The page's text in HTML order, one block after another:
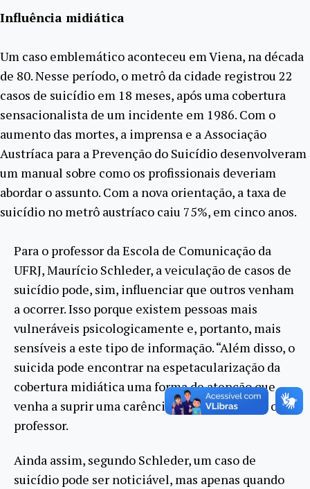
Influência midiática
Um caso emblemático aconteceu em Viena, na década
de 80. Nesse período, o metrô da cidade registrou 22
casos de suicídio em 18 meses, após uma cobertura
sensacionalista de um incidente em 1986. Com o
aumento das mortes, a imprensa e a Associação
Austríaca para a Prevenção do Suicídio desenvolveram
um manual sobre como os profissionais deveriam
abordar o assunto. Com a nova orientação, a taxa de
suicídio no metrô austríaco caiu 75%, em cinco anos.
Para o professor da Escola de Comunicação da
UFRJ, Maurício Schleder, a veiculação de casos de
suicídio pode, sim, influenciar que outros venham
a ocorrer. Isso porque existem pessoas mais
vulneráveis psicologicamente e, portanto, mais
sensíveis a este tipo de informação. “Além disso, o
suicida pode encontrar na espetacularização da
cobertura midiática uma forma de atenção que
venha a suprir uma carência anterior”, afirma o
professor.
Ainda assim, segundo Schleder, um caso de
suicídio pode ser noticiável, mas apenas quando